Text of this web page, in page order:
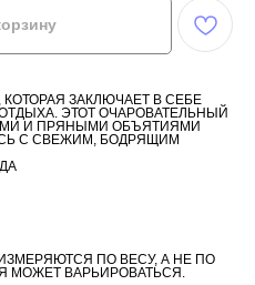
ЗАКЛЮЧАЕТ В СЕБЕ
ЭТОТ ОЧАРОВАТЕЛЬНЫЙ
И ПРЯНЫМИ ОБЪЯТИЯМИ
С СВЕЖИМ, БОДРЯЩИМ
ПО ВЕСУ, А НЕ ПО
МОЖЕТ ВАРЬИРОВАТЬСЯ.